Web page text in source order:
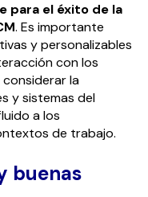
para el éxito de la
. Es importante
y personalizables
con los
la
y sistemas del
a los
de trabajo.
buenas